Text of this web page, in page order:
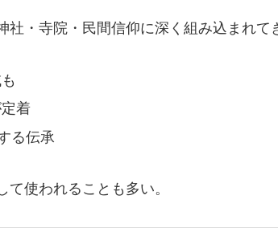
・寺院・民間信仰に深く組み込まれて
着
る伝承
使われることも多い。